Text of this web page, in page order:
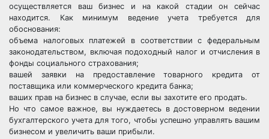
осуществляется ваш бизнес и на какой стадии он сейчас
находится. Как минимум ведение учета требуется для
обоснования:
объема налоговых платежей в соответствии с федеральным
законодательством, включая подоходный налог и отчисления в
фонды социального страхования;
вашей заявки на предоставление товарного кредита от
поставщика или коммерческого кредита банка;
ваших прав на бизнес в случае, если вы захотите его продать.
Но что самое важное, вы нуждаетесь в достоверном ведении
бухгалтерского учета для того, чтобы успешно управлять вашим
бизнесом и увеличить ваши прибыли.